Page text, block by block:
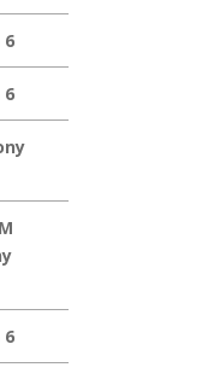
6
6
6